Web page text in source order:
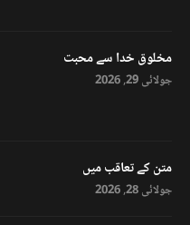
مخلوق خدا سے محبت
جولائی 29, 2026
متن کے تعاقب میں
جولائی 28, 2026